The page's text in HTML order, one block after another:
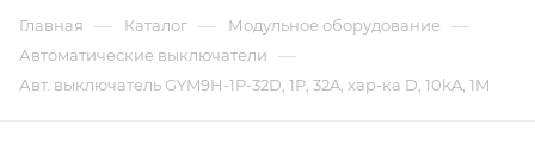
Главная — Каталог — Модульное оборудование —
Автоматические выключатели —
Авт. выключатель GYM9H-1P-32D, 1P, 32A, хар-ка D, 10kA, 1M